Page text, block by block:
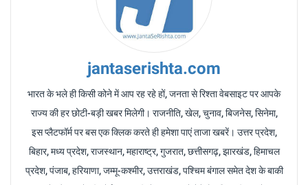
jantaserishta.com
भारत के भले ही किसी कोने में आप रह रहे हों, जनता से रिश्ता वेबसाइट पर आपके
राज्य की हर छोटी-बड़ी खबर मिलेगी। राजनीति, खेल, चुनाव, बिजनेस, सिनेमा,
इस प्लैटफॉर्म पर बस एक क्लिक करते ही हमेशा पाएं ताजा खबरें। उत्तर प्रदेश,
बिहार, मध्य प्रदेश, राजस्थान, महाराष्ट्र, गुजरात, छत्तीसगढ़, झारखंड, हिमाचल
प्रदेश, पंजाब, हरियाणा, जम्मू-कश्मीर, उत्तराखंड, पश्चिम बंगाल समेत देश के बाकी